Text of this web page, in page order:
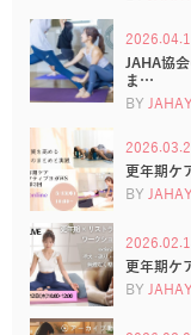
JAHA協
ま…
BY
更年期ケ
BY
更年期ケ
BY